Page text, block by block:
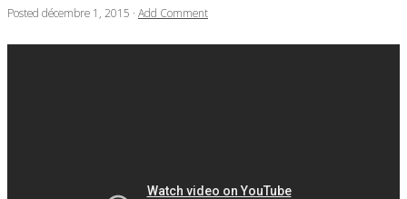
Posted décembre 1, 2015 · Add Comment